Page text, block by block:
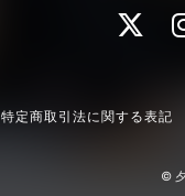
特定商取引法に関する表記
©